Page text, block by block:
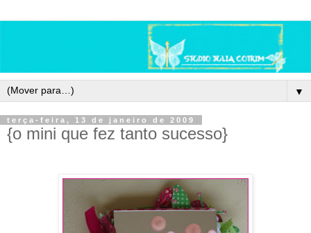
▼
terça-feira, 13 de janeiro de 2009
{o mini que fez tanto sucesso}